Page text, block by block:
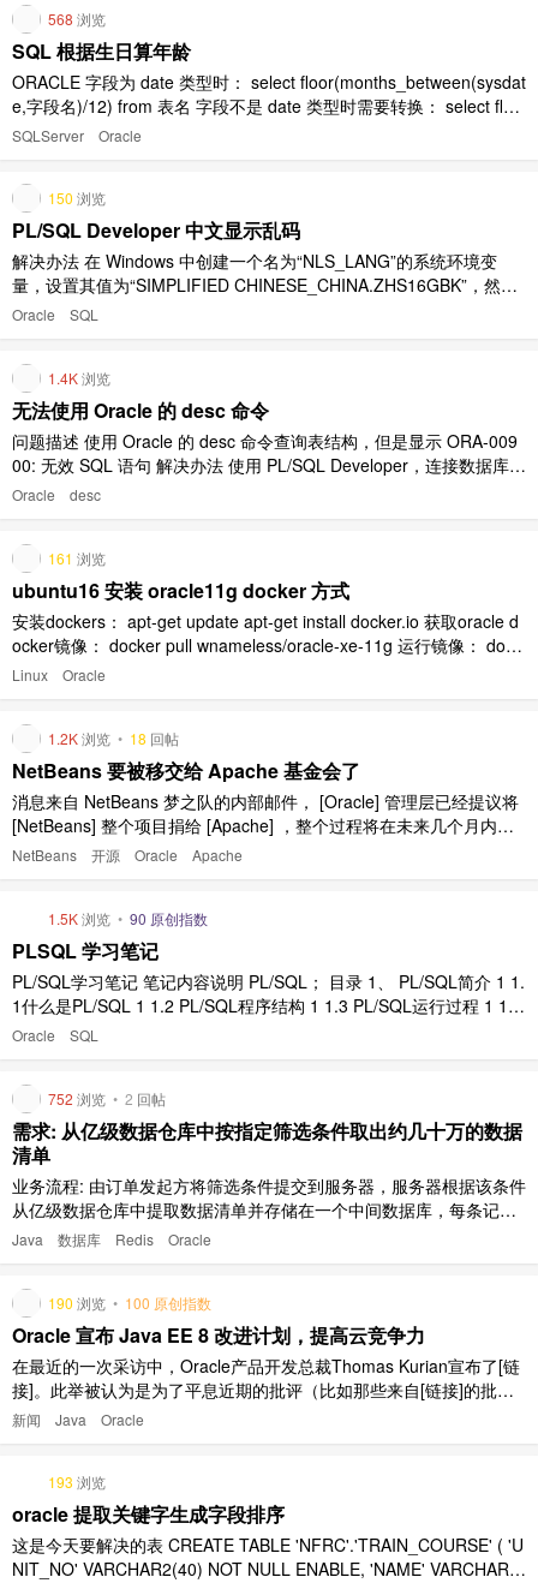
568 浏览
SQL 根据生日算年龄
ORACLE 字段为 date 类型时： select floor(months_between(sysdat
e,字段名)/12) from 表名 字段不是 date 类型时需要转换： select floo
SQLServer Oracle
150 浏览
PL/SQL Developer 中文显示乱码
解决办法 在 Windows 中创建一个名为“NLS_LANG”的系统环境变
量，设置其值为“SIMPLIFIED CHINESE_CHINA.ZHS16GBK”，然后
重新打开 PL/SQL Developer。
Oracle SQL
1.4K浏览
无法使用 Oracle 的 desc 命令
问题描述 使用 Oracle 的 desc 命令查询表结构，但是显示 ORA-009
00: 无效 SQL 语句 解决办法 使用 PL/SQL Developer，连接数据库之
后，打开 Command Window，在该窗口下可以使用 desc 命令。
Oracle desc
161 浏览
ubuntu16 安装 oracle11g docker 方式
安装dockers： apt-get update apt-get install docker.io 获取oracle d
ocker镜像： docker pull wnameless/oracle-xe-11g 运行镜像： dock
er run -d -p 49160:22 -p 49161:1521 -e ORAC ..
Linux Oracle
1.2K浏览 • 18 回帖
NetBeans 要被移交给 Apache 基金会了
消息来自 NetBeans 梦之队的内部邮件， [Oracle] 管理层已经提议将
[NetBeans] 整个项目捐给 [Apache] ，整个过程将在未来几个月内完
成。 来自 Java 之父 James Gosling 的评论： 'I’m thrilled to see Net
NetBeans 开源 Oracle Apache
1.5K浏览 • 90 原创指数
PLSQL 学习笔记
PL/SQL学习笔记 笔记内容说明 PL/SQL； 目录 1、 PL/SQL简介 1 1.
1什么是PL/SQL 1 1.2 PL/SQL程序结构 1 1.3 PL/SQL运行过程 1 1.4
注释 2 2、 变量与数据类型 3 2.1数据类型 3 2.2标量类型 3 2.3变量
Oracle SQL
752 浏览 • 2 回帖
需求: 从亿级数据仓库中按指定筛选条件取出约几十万的数据
清单
业务流程: 由订单发起方将筛选条件提交到服务器，服务器根据该条件
从亿级数据仓库中提取数据清单并存储在一个中间数据库，每条记录
都有一个唯一标识符，第三方平台提供该唯一标识符每次查询一条记
望可以 ..
Java 数据库 Redis Oracle
190 浏览 • 100 原创指数
Oracle 宣布 Java EE 8 改进计划，提高云竞争力
在最近的一次采访中，Oracle产品开发总裁Thomas Kurian宣布了[链
接]。此举被认为是为了平息近期的批评（比如那些来自[链接]的批
评）和工作分歧（如[链接]）。目前的信息还很少，更多细节会在Jav
新闻 Java Oracle
193 浏览
oracle 提取关键字生成字段排序
这是今天要解决的表 CREATE TABLE 'NFRC'.'TRAIN_COURSE' ( 'U
NIT_NO' VARCHAR2(40) NOT NULL ENABLE, 'NAME' VARCHAR2